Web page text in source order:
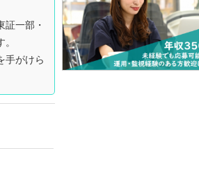
証一部・
手がけら